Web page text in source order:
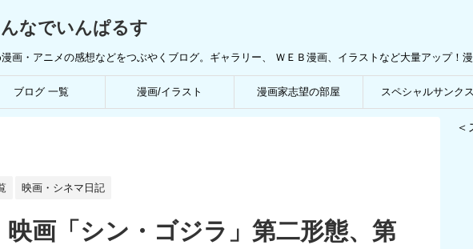
なでいんぱるす
漫画・アニメの感想などをつぶやくブログ。ギャラリー、 ＷＥＢ漫画、イラストなど大量アップ！
ブログ 一覧 漫画/イラスト 漫画家志望の部屋 スペシャルサンクス
映画・シネマ日記
映画「シン・ゴジラ」第二形態、第